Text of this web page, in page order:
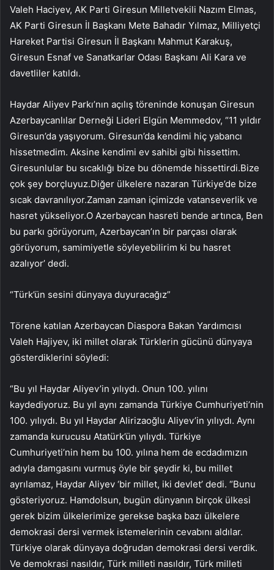
Valeh Haciyev, AK Parti Giresun Milletvekili Nazım Elmas,
AK Parti Giresun İl Başkanı Mete Bahadır Yılmaz, Milliyetçi
Hareket Partisi Giresun İl Başkanı Mahmut Karakuş,
Giresun Esnaf ve Sanatkarlar Odası Başkanı Ali Kara ve
davetliler katıldı.
Haydar Aliyev Parkı’nın açılış töreninde konuşan Giresun
Azerbaycanlılar Derneği Lideri Elgün Memmedov, “11 yıldır
Giresun’da yaşıyorum. Giresun’da kendimi hiç yabancı
hissetmedim. Aksine kendimi ev sahibi gibi hissettim.
Giresunlular bu sıcaklığı bize bu dönemde hissettirdi.Bize
çok şey borçluyuz.Diğer ülkelere nazaran Türkiye’de bize
sıcak davranılıyor.Zaman zaman içimizde vatanseverlik ve
hasret yükseliyor.O Azerbaycan hasreti bende artınca, Ben
bu parkı görüyorum, Azerbaycan’ın bir parçası olarak
görüyorum, samimiyetle söyleyebilirim ki bu hasret
azalıyor’ dedi.
“Türk’ün sesini dünyaya duyuracağız”
Törene katılan Azerbaycan Diaspora Bakan Yardımcısı
Valeh Hajiyev, iki millet olarak Türklerin gücünü dünyaya
gösterdiklerini söyledi:
“Bu yıl Haydar Aliyev’in yılıydı. Onun 100. yılını
kaydediyoruz. Bu yıl aynı zamanda Türkiye Cumhuriyeti’nin
100. yılıydı. Bu yıl Haydar Alirizaoğlu Aliyev’in yılıydı. Aynı
zamanda kurucusu Atatürk’ün yılıydı. Türkiye
Cumhuriyeti’nin hem bu 100. yılına hem de ecdadımızın
adıyla damgasını vurmuş öyle bir şeydir ki, bu millet
ayrılamaz, Haydar Aliyev ‘bir millet, iki devlet’ dedi. “Bunu
gösteriyoruz. Hamdolsun, bugün dünyanın birçok ülkesi
gerek bizim ülkelerimize gerekse başka bazı ülkelere
demokrasi dersi vermek istemelerinin cevabını aldılar.
Türkiye olarak dünyaya doğrudan demokrasi dersi verdik.
Ve demokrasi nasıldır, Türk milleti nasıldır, Türk milleti